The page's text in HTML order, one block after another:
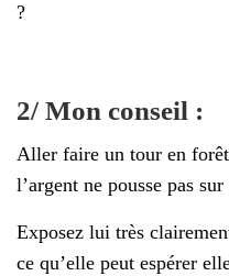
?
2/ Mon conseil :
Aller faire un tour en
l’argent ne pousse pas
Exposez lui très
ce qu’elle peut espérer